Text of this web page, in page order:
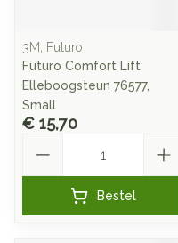
3M, Futuro
Futuro Comfort Lift
Elleboogsteun 76577,
Small
€ 15,70
Bestel